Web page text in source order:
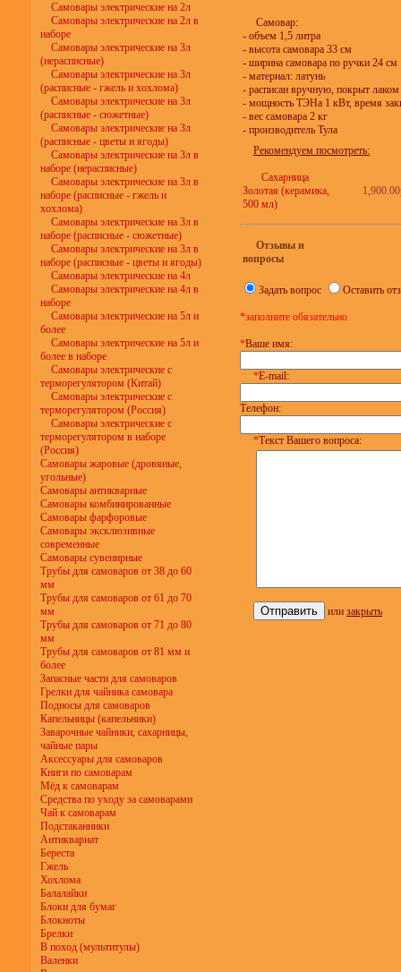
Самовары электрические на 2л
Самовары электрические на 2л в
наборе
Самовары электрические на 3л
(нерасписные)
Самовары электрические на 3л
(расписные - гжель и хохлома)
Самовары электрические на 3л
(расписные - сюжетные)
Самовары электрические на 3л
(расписные - цветы и ягоды)
Самовары электрические на 3л в
наборе (нерасписные)
Самовары электрические на 3л в
наборе (расписные - гжель и
хохлома)
Самовары электрические на 3л в
наборе (расписные - сюжетные)
Самовары электрические на 3л в
наборе (расписные - цветы и ягоды)
Самовары электрические на 4л
Самовары электрические на 4л в
наборе
Самовары электрические на 5л и
более
Самовары электрические на 5л и
более в наборе
Самовары электрические с
терморегулятором (Китай)
Самовары электрические с
терморегулятором (Россия)
Самовары электрические с
терморегулятором в наборе
(Россия)
Самовары жаровые (дровяные,
угольные)
Самовары антикварные
Самовары комбинированные
Самовары фарфоровые
Самовары эксклюзивные
современные
Самовары сувенирные
Трубы для самоваров от 38 до 60
мм
Трубы для самоваров от 61 до 70
мм
Трубы для самоваров от 71 до 80
мм
Трубы для самоваров от 81 мм и
более
Запасные части для самоваров
Грелки для чайника самовара
Подносы для самоваров
Капельницы (капельники)
Заварочные чайники, сахарницы,
чайные пары
Аксессуары для самоваров
Книги по самоварам
Мёд к самоварам
Средства по уходу за самоварами
Чай к самоварам
Подстаканники
Антиквариат
Береста
Гжель
Хохлома
Балалайки
Блоки для бумаг
Блокноты
Брелки
В поход (мультитулы)
Валенки
Самовар:
- объем 1,5 литра
- высота самовара 33 см
- ширина самовара по ручки 24 см
- материал: латунь
- расписан вручную, покрыт лаком
- мощность ТЭНа 1 кВт, время
- вес самовара 2 кг
- производитель Тула
Рекомендуем посмотреть:
Сахарница
Золотая (керамика,
500 мл)
Отзывы и
вопросы
Задать вопрос Оставить
*заполните обязательно
*Ваше имя:
*E-mail:
Телефон:
*Текст Вашего вопроса:
или закрыть